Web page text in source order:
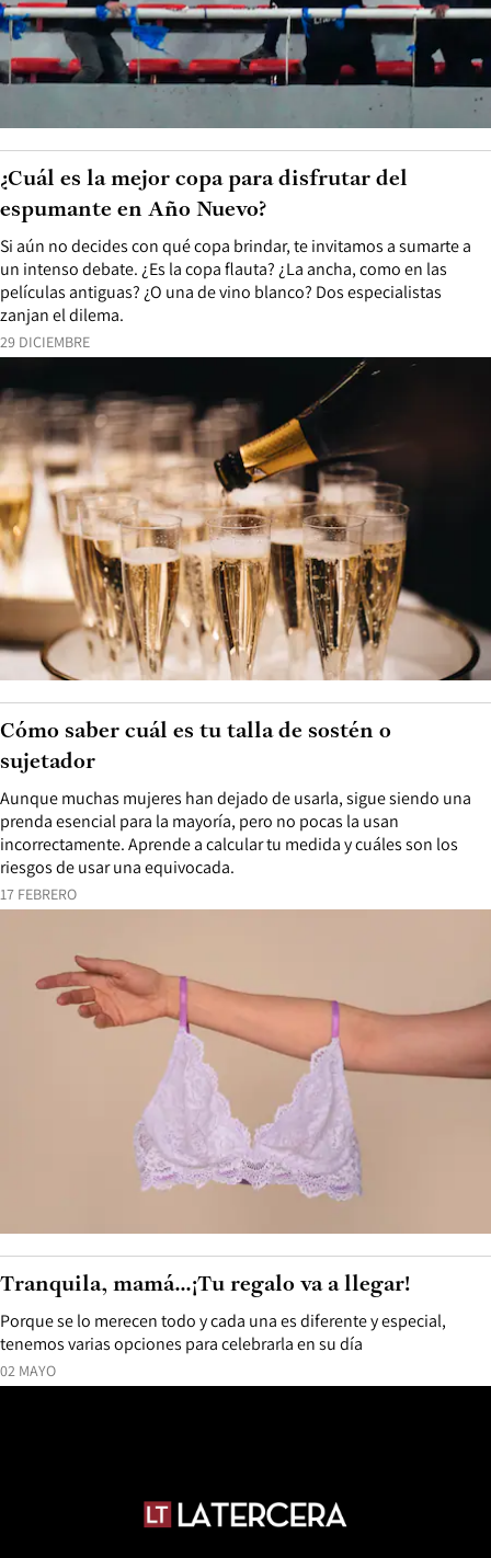
29 DICIEMBRE
Si aún no decides con qué copa brindar, te invitamos a sumarte a
un intenso debate. ¿Es la copa flauta? ¿La ancha, como en las
películas antiguas? ¿O una de vino blanco? Dos especialistas
zanjan el dilema.
¿Cuál es la mejor copa para disfrutar del
espumante en Año Nuevo?
17 FEBRERO
Aunque muchas mujeres han dejado de usarla, sigue siendo una
prenda esencial para la mayoría, pero no pocas la usan
incorrectamente. Aprende a calcular tu medida y cuáles son los
riesgos de usar una equivocada.
Cómo saber cuál es tu talla de sostén o
sujetador
02 MAYO
Porque se lo merecen todo y cada una es diferente y especial,
tenemos varias opciones para celebrarla en su día
Tranquila, mamá...¡Tu regalo va a llegar!